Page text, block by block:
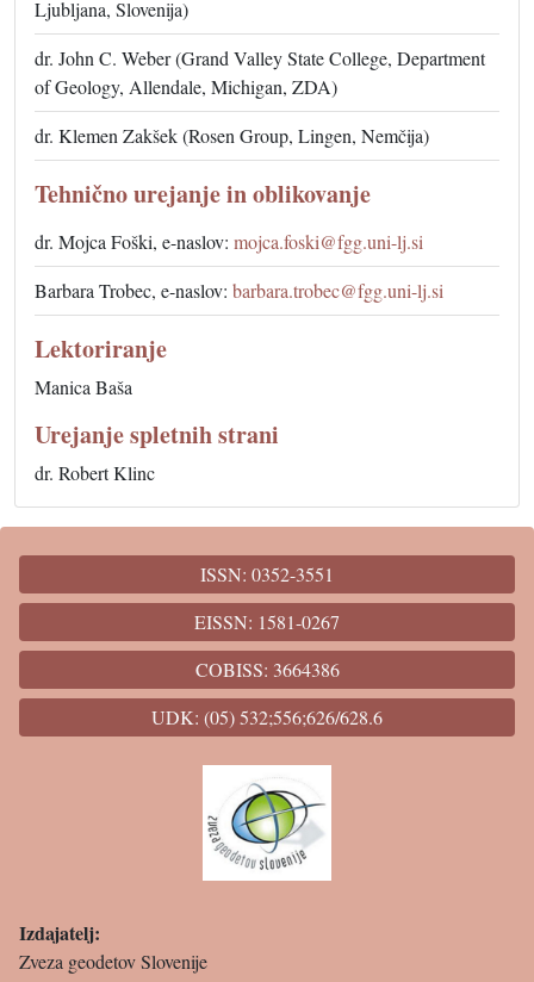
Ljubljana, Slovenija)
dr. John C. Weber (Grand Valley State College, Department
of Geology, Allendale, Michigan, ZDA)
dr. Klemen Zakšek (Rosen Group, Lingen, Nemčija)
Tehnično urejanje in oblikovanje
dr. Mojca Foški, e-naslov: mojca.foski@fgg.uni-lj.si
Barbara Trobec, e-naslov: barbara.trobec@fgg.uni-lj.si
Lektoriranje
Manica Baša
Urejanje spletnih strani
dr. Robert Klinc
ISSN: 0352-3551
EISSN: 1581-0267
COBISS: 3664386
UDK: (05) 532;556;626/628.6
Izdajatelj:
Zveza geodetov Slovenije